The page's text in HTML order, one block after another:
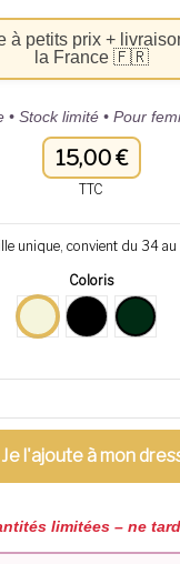
à petits prix +
la France 🇫🇷
• Stock limité • Pour
15,00 €
TTC
unique, convient du 34
Coloris
Beige clair Noir vert
Je l'ajoute à mon
limitées – ne